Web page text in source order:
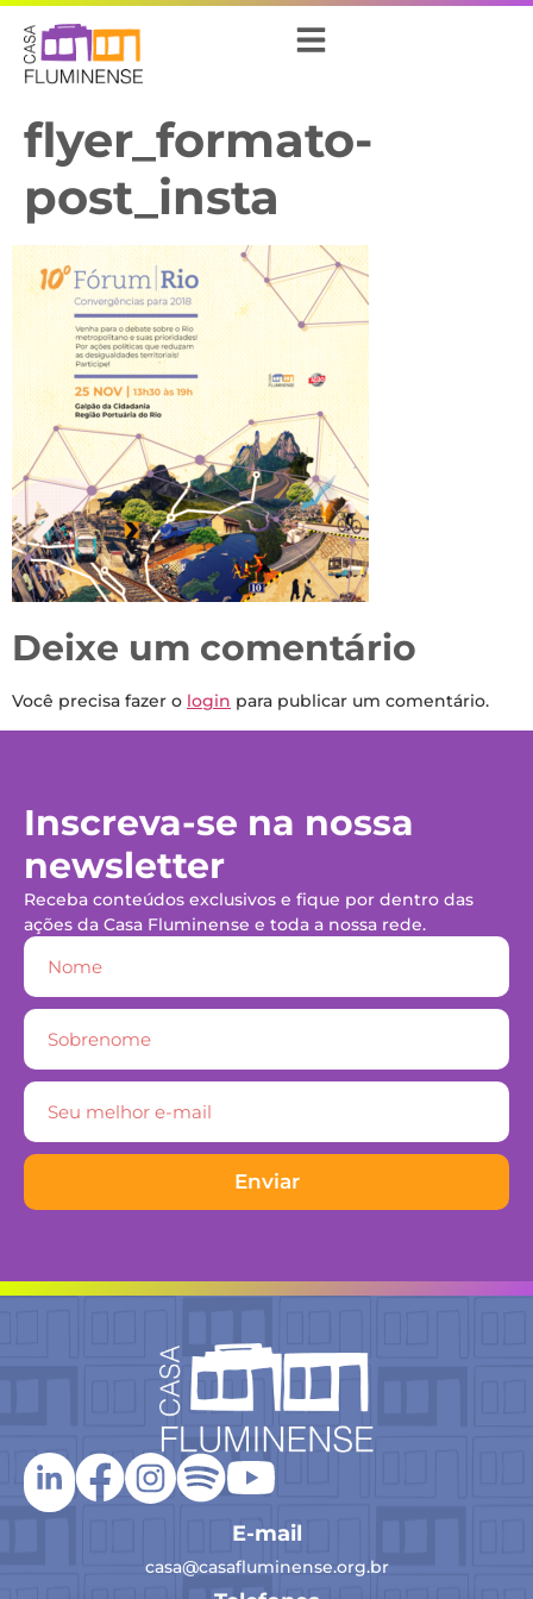
flyer_formato-
post_insta
Deixe um comentário
Você precisa fazer o login para publicar um comentário.
Inscreva-se na nossa
newsletter
Receba conteúdos exclusivos e fique por dentro das
ações da Casa Fluminense e toda a nossa rede.
Enviar
E-mail
casa@casafluminense.org.br